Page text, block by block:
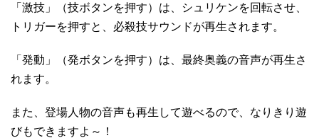
「激技」（技ボタンを押す）は、シュリケンを回転させ、
トリガーを押すと、必殺技サウンドが再生されます。
「発動」（発ボタンを押す）は、最終奥義の音声が再生さ
れます。
また、登場人物の音声も再生して遊べるので、なりきり遊
びもできますよ～！